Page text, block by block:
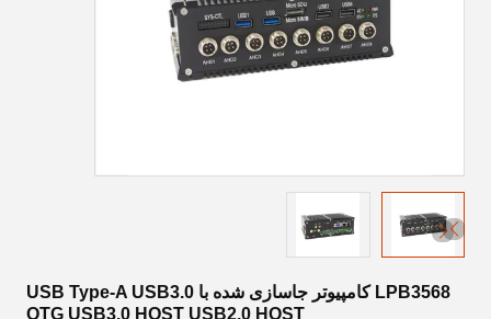
LPB3568 کامپیوتر جاسازی شده با USB Type-A USB3.0
OTG USB3.0 HOST USB2.0 HOST